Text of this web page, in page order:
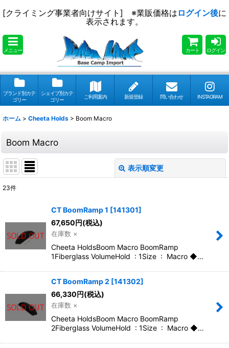
[クライミング事業者向けサイト] ※業販価格は ログイン後に
表示されます。
メニュー カート ログイン
ブランド別カテ
ゴリー
シェイプ別カテ
ゴリー
ご利用案内 新規登録 問い合わせ INSTAGRAM
ホーム > Cheeta Holds > Boom Macro
Boom Macro
表示順変更
絞り込む
23件
CT BoomRamp 1 [141301]
67,650円(税込)
在庫数 ×
Cheeta HoldsBoom Macro BoomRamp
1Fiberglass VolumeHold : 1Size : Macro ◆…
CT BoomRamp 2 [141302]
66,330円(税込)
在庫数 ×
Cheeta HoldsBoom Macro BoomRamp
2Fiberglass VolumeHold : 1Size : Macro ◆…